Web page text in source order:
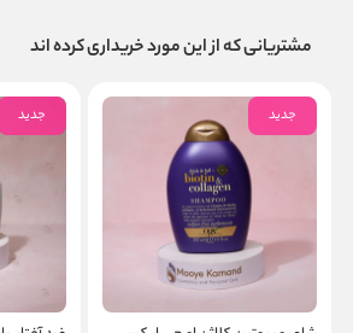
مشتریانی که از این مورد خریداری کرده اند
جدید جدید